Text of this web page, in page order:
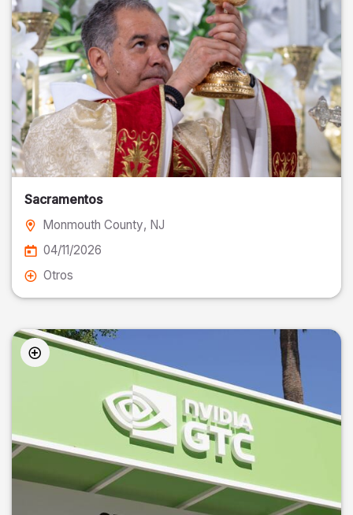
Sacramentos
Monmouth County, NJ
04/11/2026
Otros